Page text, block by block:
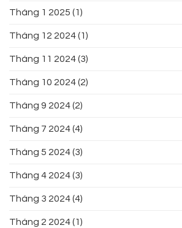
Tháng 1 2025 (1)
Tháng 12 2024(1)
Tháng 11 2024(3)
Tháng 10 2024(2)
Tháng 9 2024(2)
Tháng 7 2024(4)
Tháng 5 2024(3)
Tháng 4 2024(3)
Tháng 3 2024(4)
Tháng 2 2024(1)